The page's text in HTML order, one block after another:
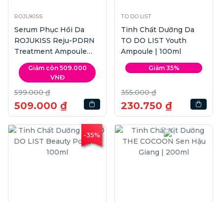
ROJUKISS
Serum Phục Hồi Da
ROJUKISS Reju-PDRN
Treatment Ampoule
Serum | 30ml
Giảm còn 509.000
VNĐ
599.000 ₫
509.000 ₫
TO DO LIST
Tinh Chất Dưỡng Da
TO DO LIST Youth
Ampoule | 100ml
Giảm 35%
355.000 ₫
230.750 ₫
-35%